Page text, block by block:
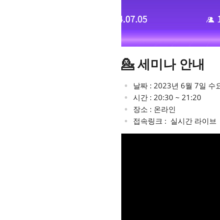
💁 세미나 안내
날짜 : 2023년 6월 7일 수
시간 : 20:30 ~ 21:20
장소 : 온라인
접속링크 : 실시간 라이브